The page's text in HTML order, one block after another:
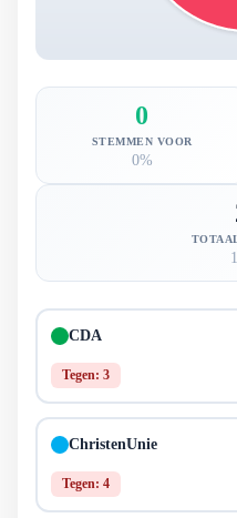
0
STEMMEN VOOR
0%
CDA
Tegen: 3
ChristenUnie
Tegen: 4